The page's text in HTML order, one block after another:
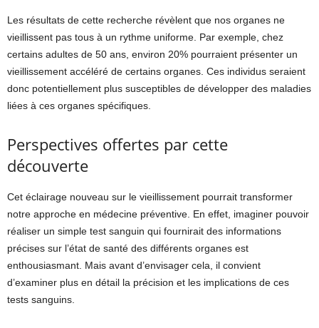
Les résultats de cette recherche révèlent que nos organes ne
vieillissent pas tous à un rythme uniforme. Par exemple, chez
certains adultes de 50 ans, environ 20% pourraient présenter un
vieillissement accéléré de certains organes. Ces individus seraient
donc potentiellement plus susceptibles de développer des maladies
liées à ces organes spécifiques.
Perspectives offertes par cette
découverte
Cet éclairage nouveau sur le vieillissement pourrait transformer
notre approche en médecine préventive. En effet, imaginer pouvoir
réaliser un simple test sanguin qui fournirait des informations
précises sur l’état de santé des différents organes est
enthousiasmant. Mais avant d’envisager cela, il convient
d’examiner plus en détail la précision et les implications de ces
tests sanguins.